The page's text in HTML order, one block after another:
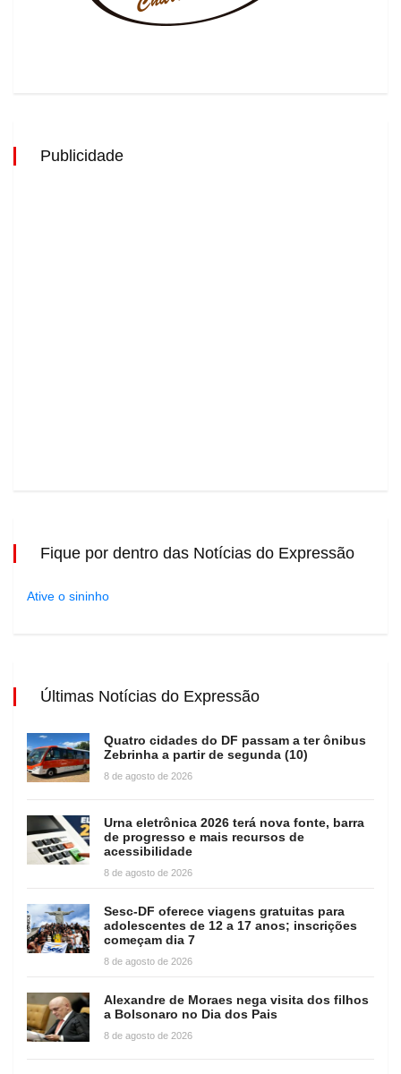
Publicidade
Fique por dentro das Notícias do Expressão
Ative o sininho
Últimas Notícias do Expressão
Quatro cidades do DF passam a ter ônibus
Zebrinha a partir de segunda (10)
8 de agosto de 2026
Urna eletrônica 2026 terá nova fonte, barra
de progresso e mais recursos de
acessibilidade
8 de agosto de 2026
Sesc-DF oferece viagens gratuitas para
adolescentes de 12 a 17 anos; inscrições
começam dia 7
8 de agosto de 2026
Alexandre de Moraes nega visita dos filhos
a Bolsonaro no Dia dos Pais
8 de agosto de 2026